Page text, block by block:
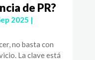
de PR?
2025 |
no basta con
La clave está